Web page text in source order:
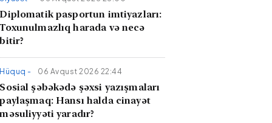
Diplomatik pasportun imtiyazları:
Toxunulmazlıq harada və necə
bitir?
Hüquq - 06 Avqust 2026 22:44
Sosial şəbəkədə şəxsi yazışmaları
paylaşmaq: Hansı halda cinayət
məsuliyyəti yaradır?